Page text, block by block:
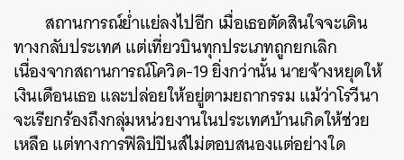
สถานการณ์ย่ำแย่ลงไปอีก เมื่อเธอตัดสินใจจะเดิน
ทางกลับประเทศ แต่เที่ยวบินทุกประเภทถูกยกเลิก
เนื่องจากสถานการณ์โควิด-19 ยิ่งกว่านั้น นายจ้างหยุดให้
เงินเดือนเธอ และปล่อยให้อยู่ตามยถากรรม แม้ว่าโรวีนา
จะเรียกร้องถึงกลุ่มหน่วยงานในประเทศบ้านเกิดให้ช่วย
เหลือ แต่ทางการฟิลิปปินส์ไม่ตอบสนองแต่อย่างใด